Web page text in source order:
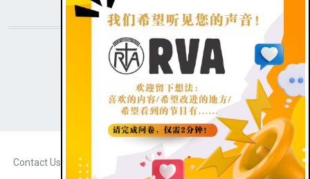
STAY CONNECTED WITH US!
Contact Us